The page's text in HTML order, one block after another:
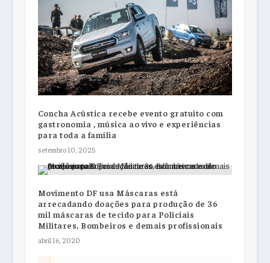
Concha Acústica recebe evento gratuito com
gastronomia , música ao vivo e experiências
para toda a família
setembro 10, 2025
Movimento DF usa Máscaras está
arrecadando doações para produção de 36
mil máscaras de tecido para Policiais
Militares, Bombeiros e demais profissionais
abril 16, 2020